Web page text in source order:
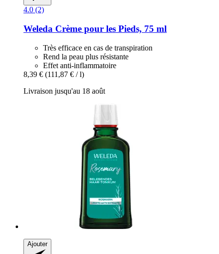
4.0 (2)
Weleda Crème pour les Pieds, 75 ml
Très efficace en cas de transpiration
Rend la peau plus résistante
Effet anti-inflammatoire
8,39 € (111,87 € / l)
Livraison jusqu'au 18 août
Ajouter